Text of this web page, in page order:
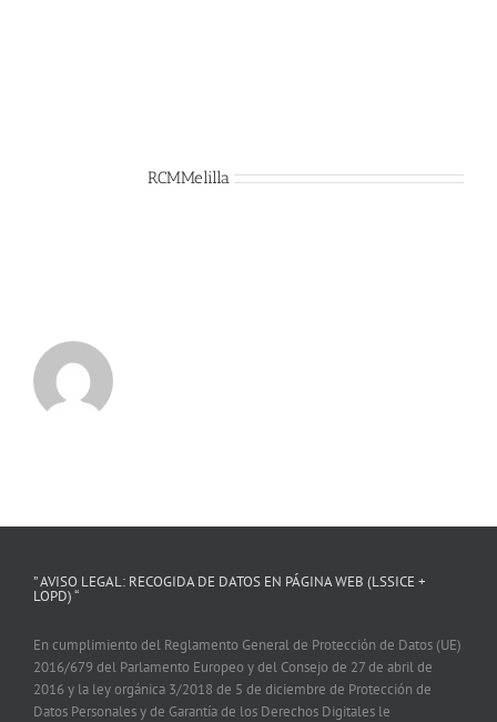
RCMMelilla
” AVISO LEGAL: RECOGIDA DE DATOS EN PÁGINA WEB (LSSICE +
LOPD) “
En cumplimiento del Reglamento General de Protección de Datos (UE)
2016/679 del Parlamento Europeo y del Consejo de 27 de abril de
2016 y la ley orgánica 3/2018 de 5 de diciembre de Protección de
Datos Personales y de Garantía de los Derechos Digitales le